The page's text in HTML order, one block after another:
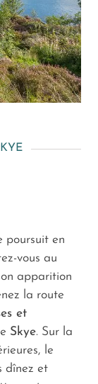
poursuit en
vous au
apparition
la route
et
Skye. Sur la
le
dînez et